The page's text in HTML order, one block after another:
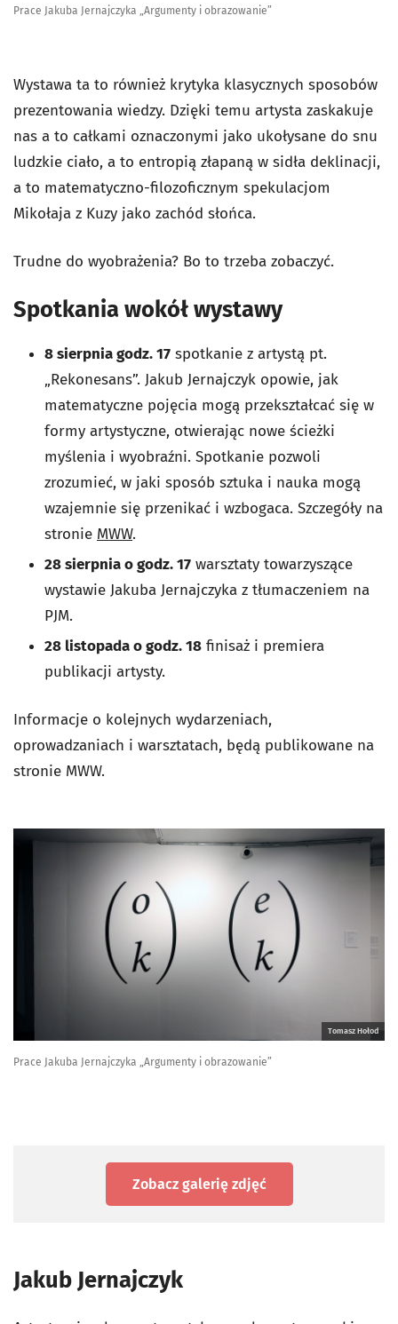
Prace Jakuba Jernajczyka „Argumenty i obrazowanie”
Wystawa ta to również krytyka klasycznych sposobów
prezentowania wiedzy. Dzięki temu artysta zaskakuje
nas a to całkami oznaczonymi jako ukołysane do snu
ludzkie ciało, a to entropią złapaną w sidła deklinacji,
a to matematyczno-filozoficznym spekulacjom
Mikołaja z Kuzy jako zachód słońca.
Trudne do wyobrażenia? Bo to trzeba zobaczyć.
Spotkania wokół wystawy
8 sierpnia godz. 17 spotkanie z artystą pt.
„Rekonesans”. Jakub Jernajczyk opowie, jak
matematyczne pojęcia mogą przekształcać się w
formy artystyczne, otwierając nowe ścieżki
myślenia i wyobraźni. Spotkanie pozwoli
zrozumieć, w jaki sposób sztuka i nauka mogą
wzajemnie się przenikać i wzbogaca. Szczegóły na
stronie MWW.
28 sierpnia o godz. 17 warsztaty towarzyszące
wystawie Jakuba Jernajczyka z tłumaczeniem na
PJM.
28 listopada o godz. 18 finisaż i premiera
publikacji artysty.
Informacje o kolejnych wydarzeniach,
oprowadzaniach i warsztatach, będą publikowane na
stronie MWW.
Tomasz Hołod
Prace Jakuba Jernajczyka „Argumenty i obrazowanie”
Zobacz galerię zdjęć
Jakub Jernajczyk